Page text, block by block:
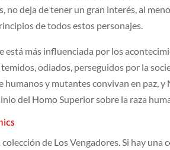
no deja de tener un gran interés, al
de todos estos personajes.
está más influenciada por los
odiados, perseguidos por la
y mutantes convivan en paz, y
del Homo Superior sobre la raza
de Los Vengadores. Si hay una